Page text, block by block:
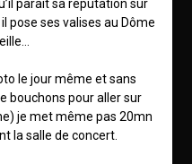
parait sa réputation sur
pose ses valises au Dôme
le jour même et sans
bouchons pour aller sur
je met même pas 20mn
la salle de concert.